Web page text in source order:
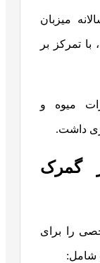
میزبان
تمرکز بر
1400، صادرات میوه و
داشت.
گمرک
را برای
شامل: